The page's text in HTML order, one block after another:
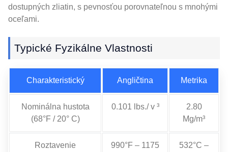
dostupných zliatin, s pevnosťou porovnateľnou s mnohými
oceľami.
Typické Fyzikálne Vlastnosti
Charakteristický Angličtina Metrika
Nominálna hustota
(68°F / 20° C)
0.101 lbs./ v ³
2.80
Mg/m³
Roztavenie
990°F – 1175
532°C –